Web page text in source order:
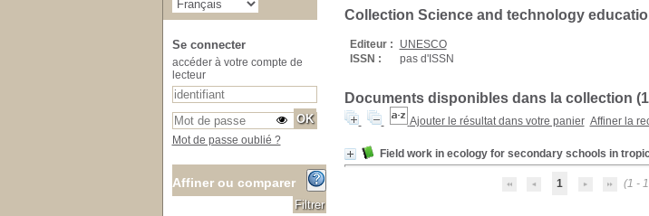
Collection Science and technology
Editeur :
UNESCO
ISSN :
pas d'ISSN
Documents disponibles dans la collection (1
Ajouter le résultat dans votre panier Affiner la
Field work in ecology for secondary schools in
1 (1 -
Se connecter
accéder à votre compte de
lecteur
Mot de passe oublié ?
Affiner ou comparer